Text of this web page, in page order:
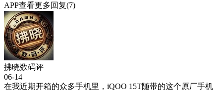
APP查看更多回复(7)
拂晓数码评
06-14
在我近期开箱的众多手机里，iQOO 15T随带的这个原厂手机